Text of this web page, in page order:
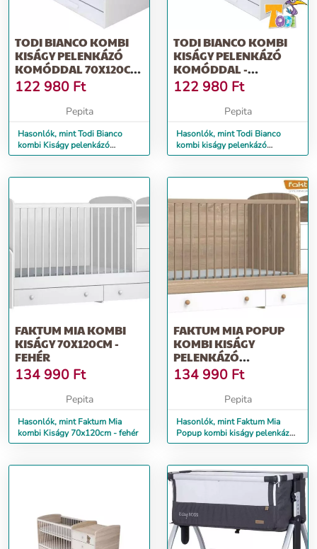
TODI BIANCO KOMBI
KISÁGY PELENKÁZÓ
KOMÓDDAL 70X120CM
- FEHÉR-LILA
122 980 Ft
Pepita
Hasonlók, mint Todi Bianco
kombi Kiságy pelenkázó
komóddal 70x120cm - fehér-lila
TODI BIANCO KOMBI
KISÁGY PELENKÁZÓ
KOMÓDDAL -
BORDÁZOTT
FEHÉR/ORGONA
122 980 Ft
Pepita
Hasonlók, mint Todi Bianco
kombi kiságy pelenkázó
komóddal - bordázott
FAKTUM MIA KOMBI
KISÁGY 70X120CM -
FEHÉR
134 990 Ft
Pepita
Hasonlók, mint Faktum Mia
kombi Kiságy 70x120cm - fehér
FAKTUM MIA POPUP
KOMBI KISÁGY
PELENKÁZÓ
KOMÓDDAL MINTA
NÉLKÜL
134 990 Ft
Pepita
Hasonlók, mint Faktum Mia
Popup kombi kiságy pelenkázó
komóddal minta nélkül